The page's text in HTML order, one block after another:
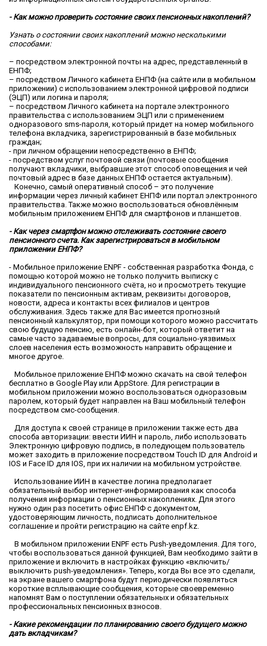
- Как можно проверить состояние своих пенсионных накоплений?
Узнать о состоянии своих накоплений можно несколькими
способами:
– посредством электронной почты на адрес, представленный в
ЕНПФ;
– посредством Личного кабинета ЕНПФ (на сайте или в мобильном
приложении) с использованием электронной цифровой подписи
(ЭЦП) или логина и пароля;
– посредством Личного кабинета на портале электронного
правительства с использованием ЭЦП или с применением
одноразового sms-пароля, который придет на номер мобильного
телефона вкладчика, зарегистрированный в базе мобильных
граждан;
- при личном обращении непосредственно в ЕНПФ;
- посредством услуг почтовой связи (почтовые сообщения
получают вкладчики, выбравшие этот способ оповещения и чей
почтовый адрес в базе данных ЕНПФ остается актуальным).
Конечно, самый оперативный способ – это получение
информации через личный кабинет ЕНПФ или портал электронного
правительства. Также можно воспользоваться обновлённым
мобильным приложением ЕНПФ для смартфонов и планшетов.
- Как через смартфон можно отслеживать состояние своего
пенсионного счета. Как зарегистрироваться в мобильном
приложении ЕНПФ?
- Мобильное приложение ENPF - собственная разработка Фонда, с
помощью которой можно не только получить выписку с
индивидуального пенсионного счёта, но и просмотреть текущие
показатели по пенсионным активам, реквизиты договоров,
новости, адреса и контакты всех филиалов и центров
обслуживания. Здесь также для Вас имеется прогнозный
пенсионный калькулятор, при помощи которого можно рассчитать
свою будущую пенсию, есть онлайн-бот, который ответит на
самые часто задаваемые вопросы, для социально-уязвимых
слоев населения есть возможность направить обращение и
многое другое.
Мобильное приложение ЕНПФ можно скачать на свой телефон
бесплатно в Google Play или AppStore. Для регистрации в
мобильном приложении можно воспользоваться одноразовым
паролем, который будет направлен на Ваш мобильный телефон
посредством смс-сообщения.
Для доступа к своей странице в приложении также есть два
способа авторизации: ввести ИИН и пароль, либо использовать
Электронную цифровую подпись, в поледующем пользователь
может заходить в приложение посредством Touch ID для Android и
IOS и Face ID для IOS, при их наличии на мобильном устройстве.
Использование ИИН в качестве логина предполагает
обязательный выбор интернет-информирования как способа
получения информации о пенсионных накоплениях. Для этого
нужно один раз посетить офис ЕНПФ с документом,
удостоверяющим личность, подписать дополнительное
соглашение и пройти регистрацию на сайте enpf.kz.
В мобильном приложении ENPF есть Push-уведомления. Для того,
чтобы воспользоваться данной функцией, Вам необходимо зайти в
приложение и включить в настройках функцию «включить/
выключить push-уведомления». Теперь, когда Вы все это сделали,
на экране вашего смартфона будут периодически появляться
короткие всплывающие сообщения, которые своевременно
напомнят Вам о поступлении обязательных и обязательных
профессиональных пенсионных взносов.
- Какие рекомендации по планированию своего будущего можно
дать вкладчикам?